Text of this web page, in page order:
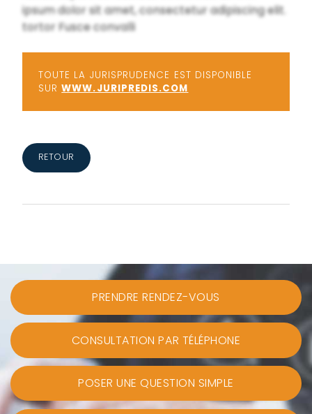
ipsum dolor sit amet, consectetur adipiscing elit.
tortor Fusce convalli
TOUTE LA JURISPRUDENCE EST DISPONIBLE
SURWWW.JURIPREDIS.COM
RETOUR
PRENDRE RENDEZ-VOUS
CONSULTATION PAR TÉLÉPHONE
POSER UNE QUESTION SIMPLE